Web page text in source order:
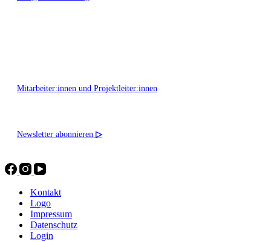
Mitarbeiter:innen und Projektleiter:innen
Newsletter abonnieren ▷
Kontakt
Logo
Impressum
Datenschutz
Login